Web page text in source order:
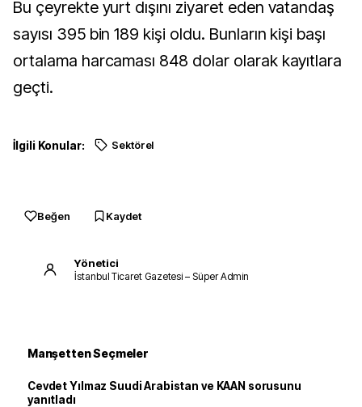
Bu çeyrekte yurt dışını ziyaret eden vatandaş
sayısı 395 bin 189 kişi oldu. Bunların kişi başı
ortalama harcaması 848 dolar olarak kayıtlara
geçti.
İlgili Konular: Sektörel
Beğen Kaydet
Yönetici
İstanbul Ticaret Gazetesi – Süper Admin
Manşetten Seçmeler
Cevdet Yılmaz Suudi Arabistan ve KAAN sorusunu
yanıtladı